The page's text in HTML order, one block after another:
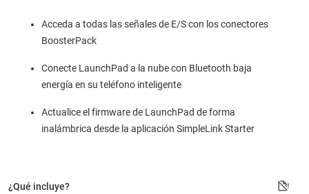
Acceda a todas las señales de E/S con los conectores
BoosterPack
Conecte LaunchPad a la nube con Bluetooth baja
energía en su teléfono inteligente
Actualice el firmware de LaunchPad de forma
inalámbrica desde la aplicación SimpleLink Starter